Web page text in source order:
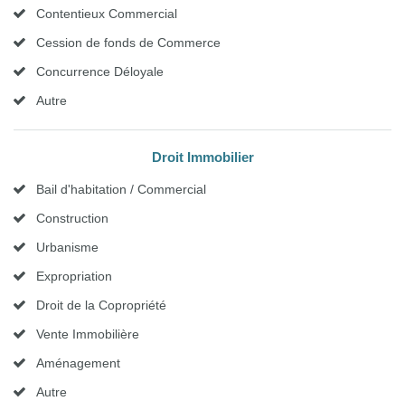
Contentieux Commercial
Cession de fonds de Commerce
Concurrence Déloyale
Autre
Droit Immobilier
Bail d'habitation / Commercial
Construction
Urbanisme
Expropriation
Droit de la Copropriété
Vente Immobilière
Aménagement
Autre